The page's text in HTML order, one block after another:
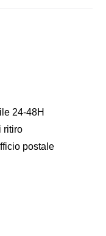
24-48H
ritiro
postale